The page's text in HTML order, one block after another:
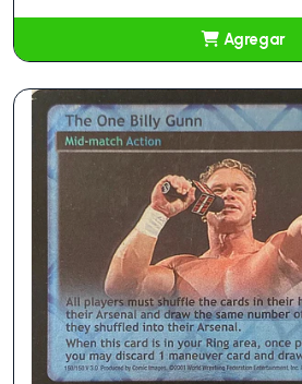
Agregar